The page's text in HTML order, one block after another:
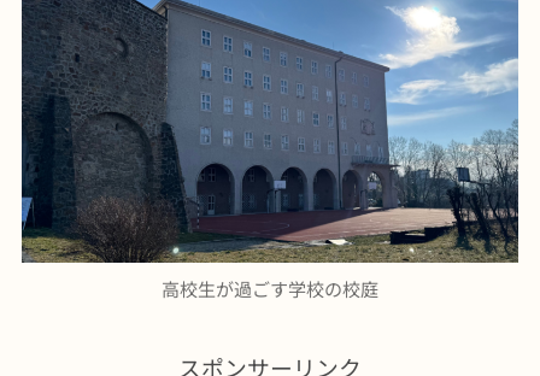
高校生が過ごす学校の校庭
スポンサーリンク